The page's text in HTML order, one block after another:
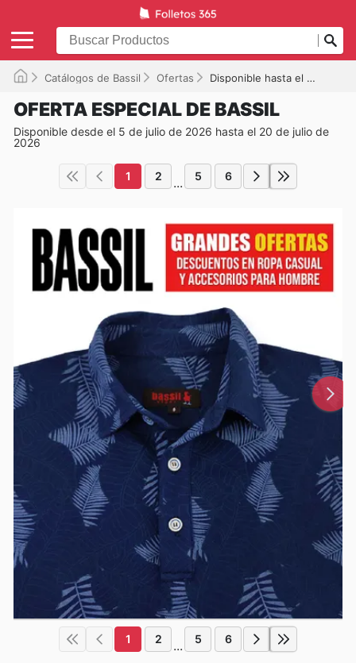
Catálogos de Bassil Ofertas Disponible hasta el 20/07/2026
OFERTA ESPECIAL DE BASSIL
Disponible desde el 5 de julio de 2026 hasta el 20 de julio de
2026
1 2 ... 5 6
1 2 ... 5 6